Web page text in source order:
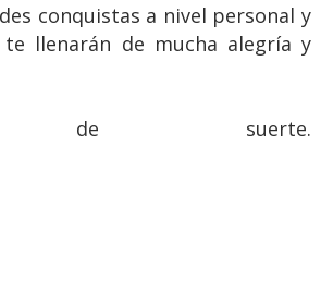
conquistas a nivel personal y
llenarán de mucha alegría y
de suerte.